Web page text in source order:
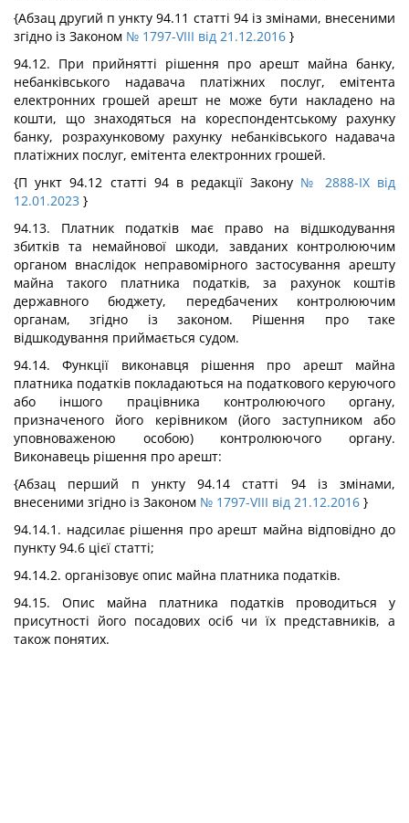
{Абзац другий п ункту 94.11 статті 94 із змінами, внесеними
згідно із Законом № 1797-VIII від 21.12.2016 }
94.12. При прийнятті рішення про арешт майна банку,
небанківського надавача платіжних послуг, емітента
електронних грошей арешт не може бути накладено на
кошти, що знаходяться на кореспондентському рахунку
банку, розрахунковому рахунку небанківського надавача
платіжних послуг, емітента електронних грошей.
{П ункт 94.12 статті 94 в редакції Закону № 2888-IX від
12.01.2023 }
94.13. Платник податків має право на відшкодування
збитків та немайнової шкоди, завданих контролюючим
органом внаслідок неправомірного застосування арешту
майна такого платника податків, за рахунок коштів
державного бюджету, передбачених контролюючим
органам, згідно із законом. Рішення про таке
відшкодування приймається судом.
94.14. Функції виконавця рішення про арешт майна
платника податків покладаються на податкового керуючого
або іншого працівника контролюючого органу,
призначеного його керівником (його заступником або
уповноваженою особою) контролюючого органу.
Виконавець рішення про арешт:
{Абзац перший п ункту 94.14 статті 94 із змінами,
внесеними згідно із Законом № 1797-VIII від 21.12.2016 }
94.14.1. надсилає рішення про арешт майна відповідно до
пункту 94.6 цієї статті;
94.14.2. організовує опис майна платника податків.
94.15. Опис майна платника податків проводиться у
присутності його посадових осіб чи їх представників, а
також понятих.